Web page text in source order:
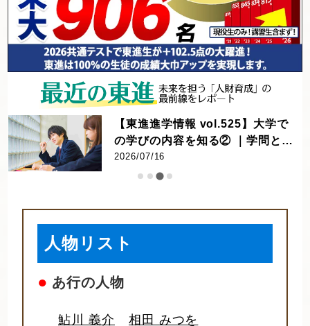
【東進進学情報 vol.525】大学で
の学びの内容を知る② ｜学問とし
てのスポーツに迫る! ｜競技力向
上・健康増進から産業・文化ま
タビュー
2026/07/16
人物リスト
● あ行の人物
鮎川 義介 相田 みつを